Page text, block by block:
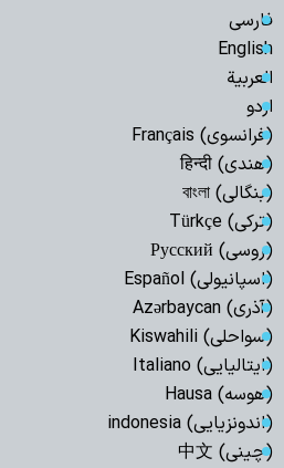
فارسی
English
العربیة
اردو
(فرانسوی) Français
(هندی) हिन्दी
(بنگالی) বাংলা
(ترکی) Türkçe
(روسی) Русский
(اسپانیولی) Español
(آذری) Azərbaycan
(سواحلی) Kiswahili
(ایتالیایی) Italiano
(هوسه) Hausa
(اندونزیایی) indonesia
(چینی) 中文